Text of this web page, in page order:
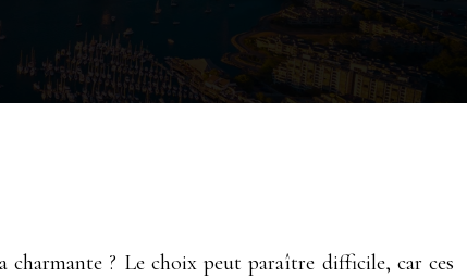
charmante ? Le choix peut paraître difficile, car ces